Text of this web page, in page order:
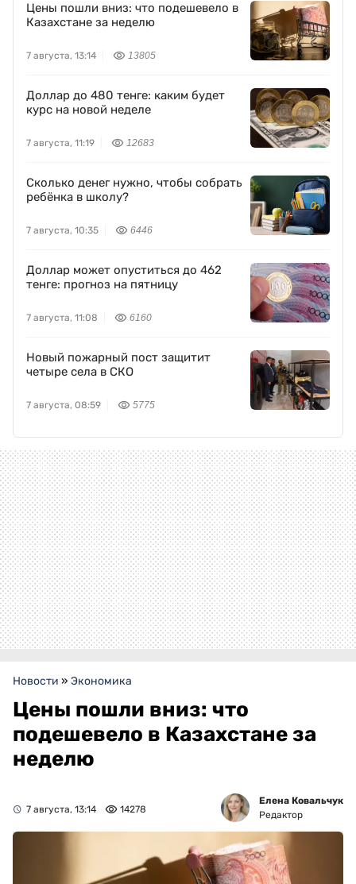
Цены пошли вниз: что подешевело в
Казахстане за неделю
7 августа, 13:14 13805
Доллар до 480 тенге: каким будет
курс на новой неделе
7 августа, 11:19 12683
Сколько денег нужно, чтобы собрать
ребёнка в школу?
7 августа, 10:35 6446
Доллар может опуститься до 462
тенге: прогноз на пятницу
7 августа, 11:08 6160
Новый пожарный пост защитит
четыре села в СКО
7 августа, 08:59 5775
Новости » Экономика
Цены пошли вниз: что
подешевело в Казахстане за
неделю
7 августа, 13:14 14278
Елена Ковальчук
Редактор